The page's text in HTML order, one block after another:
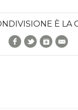
È LA
Facebook
TwitterGoogle+